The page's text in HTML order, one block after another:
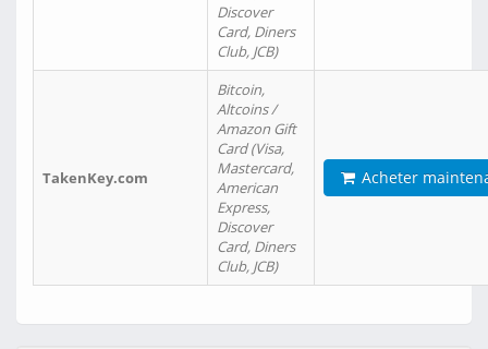
Discover
Card, Diners
Club, JCB)
TakenKey.com
Bitcoin,
Altcoins /
Amazon Gift
Card (Visa,
Mastercard,
American
Express,
Discover
Card, Diners
Club, JCB)
Acheter